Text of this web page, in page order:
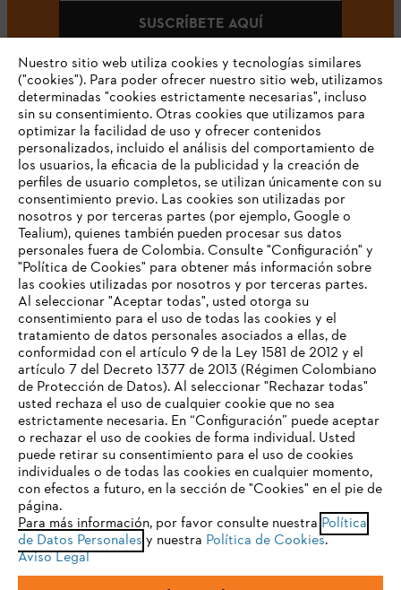
SUSCRÍBETE AQUÍ
#STIHLCOLOMBIA
Nuestra empresa
Preguntas frecuentes
Contacto
Política tratamiento de datos personales Aviso legal
Cookies Información legal
TU NAVEGADOR NO ES
COMPATIBLE
El navegador que estás utilizando no es compatible con
nuestra página web. Para que puedas disfrutar de nuestro
contenido, utiliza uno de los siguientes navegadores:
firefox chrome
safari edge
Nuestro sitio web utiliza cookies y tecnologías similares
("cookies"). Para poder ofrecer nuestro sitio web, utilizamos
determinadas "cookies estrictamente necesarias", incluso
sin su consentimiento. Otras cookies que utilizamos para
optimizar la facilidad de uso y ofrecer contenidos
personalizados, incluido el análisis del comportamiento de
los usuarios, la eficacia de la publicidad y la creación de
perfiles de usuario completos, se utilizan únicamente con su
consentimiento previo. Las cookies son utilizadas por
nosotros y por terceras partes (por ejemplo, Google o
Tealium), quienes también pueden procesar sus datos
personales fuera de Colombia. Consulte "Configuración" y
"Política de Cookies" para obtener más información sobre
las cookies utilizadas por nosotros y por terceras partes.
Al seleccionar "Aceptar todas", usted otorga su
consentimiento para el uso de todas las cookies y el
tratamiento de datos personales asociados a ellas, de
conformidad con el artículo 9 de la Ley 1581 de 2012 y el
artículo 7 del Decreto 1377 de 2013 (Régimen Colombiano
de Protección de Datos). Al seleccionar "Rechazar todas"
usted rechaza el uso de cualquier cookie que no sea
estrictamente necesaria. En “Configuración” puede aceptar
o rechazar el uso de cookies de forma individual. Usted
puede retirar su consentimiento para el uso de cookies
individuales o de todas las cookies en cualquier momento,
con efectos a futuro, en la sección de "Cookies" en el pie de
página.
Para más información, por favor consulte nuestra Política
de Datos Personales y nuestra Política de Cookies.
Aviso Legal